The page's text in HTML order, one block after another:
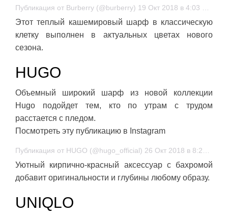
Публикация от Burberry (@burberry) 19 Окт 2018 в 4:03 PDT
Этот теплый кашемировый шарф в классическую
клетку выполнен в актуальных цветах нового
сезона.
HUGO
Объемный широкий шарф из новой коллекции
Hugo подойдет тем, кто по утрам с трудом
расстается с пледом.
Посмотреть эту публикацию в Instagram
Публикация от HUGO (@hugo_official) 26 Окт 2018 в 8:22 PDT
Уютный кирпично-красный аксессуар с бахромой
добавит оригинальности и глубины любому образу.
UNIQLO